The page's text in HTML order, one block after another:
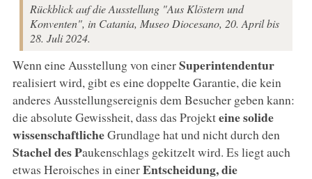
Rückblick auf die Ausstellung "Aus Klöstern und
Konventen", in Catania, Museo Diocesano, 20. April bis
28. Juli 2024.
Wenn eine Ausstellung von einerSuperintendentur
realisiert wird, gibt es eine doppelte Garantie, die kein
anderes Ausstellungsereignis dem Besucher geben kann:
die absolute Gewissheit, dass das Projekteine solide
wissenschaftlicheGrundlage hat und nicht durch den
Stachel des Paukenschlags gekitzelt wird. Es liegt auch
etwas Heroisches in einerEntscheidung, die